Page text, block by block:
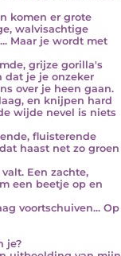
komen er grote
walvisachtige
Maar je wordt met
grijze gorilla's
dat je je onzeker
over je heen gaan.
en knijpen hard
wijde nevel is niets
fluisterende
haast net zo groen
Een zachte,
een beetje op en
voortschuiven... Op
je?